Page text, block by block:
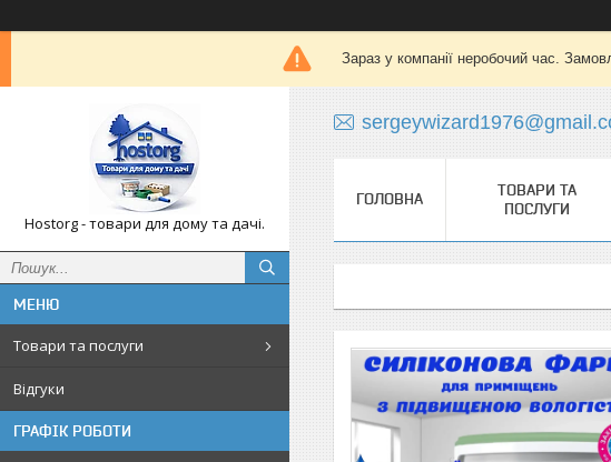
Зараз у компанії неробочий час.
Hostorg - товари для дому та дачі.
Товари та послуги
Відгуки
ГРАФІК РОБОТИ
ГОЛОВНА
ТОВАРИ ТА
ПОСЛУГИ